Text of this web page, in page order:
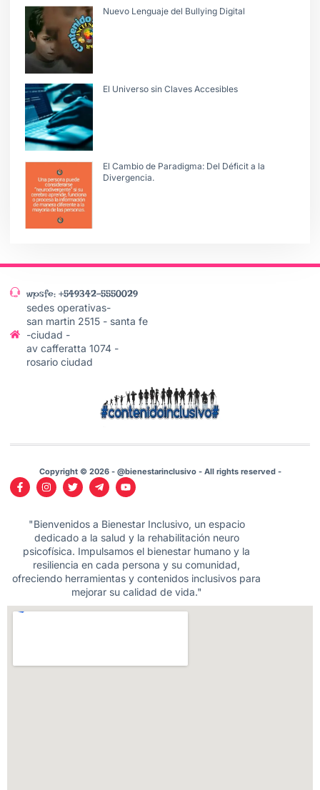
Nuevo Lenguaje del Bullying Digital
El Universo sin Claves Accesibles
El Cambio de Paradigma: Del Déficit a la
Divergencia.
wpsfe: +549342-5550029
sedes operativas-
san martin 2515 - santa fe
-ciudad -
av cafferatta 1074 -
rosario ciudad
Copyright © 2026 - @bienestarinclusivo - All rights reserved -
"Bienvenidos a Bienestar Inclusivo, un espacio
dedicado a la salud y la rehabilitación neuro
psicofísica. Impulsamos el bienestar humano y la
resiliencia en cada persona y su comunidad,
ofreciendo herramientas y contenidos inclusivos para
mejorar su calidad de vida."